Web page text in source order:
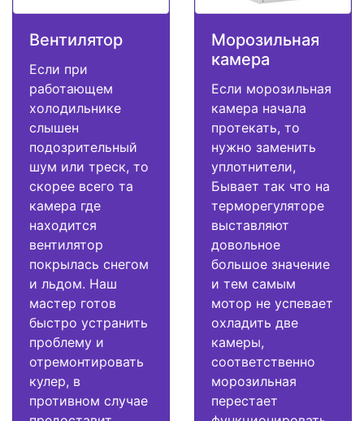
Вентилятор
Если при
работающем
холодильнике
слышен
подозрительный
шум или треск, то
скорее всего та
камера где
находится
вентилятор
покрылась снегом
и льдом. Наш
мастер готов
быстро устранить
проблему и
отремонтировать
кулер, в
противном случае
Морозильная
камера
Если морозильная
камера начала
протекать, то
нужно заменить
уплотнители,
Бывает так что на
терморегуляторе
выставляют
довольное
большое значение
и тем самым
мотор не успевает
охладить две
камеры,
соответственно
морозильная
перестает